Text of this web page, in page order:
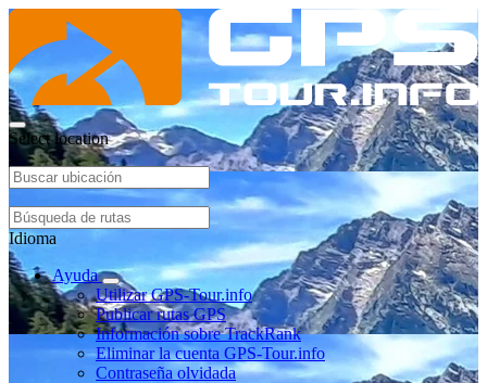
Select location
Idioma
Ayuda
Utilizar GPS-Tour.info
Publicar rutas GPS
Información sobre TrackRank
Eliminar la cuenta GPS-Tour.info
Contraseña olvidada